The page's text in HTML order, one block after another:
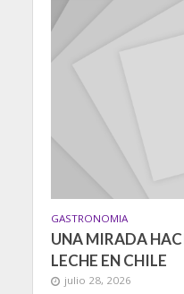
GASTRONOMIA
UNA MIRADA
LECHE EN CHILE
julio 28, 2026